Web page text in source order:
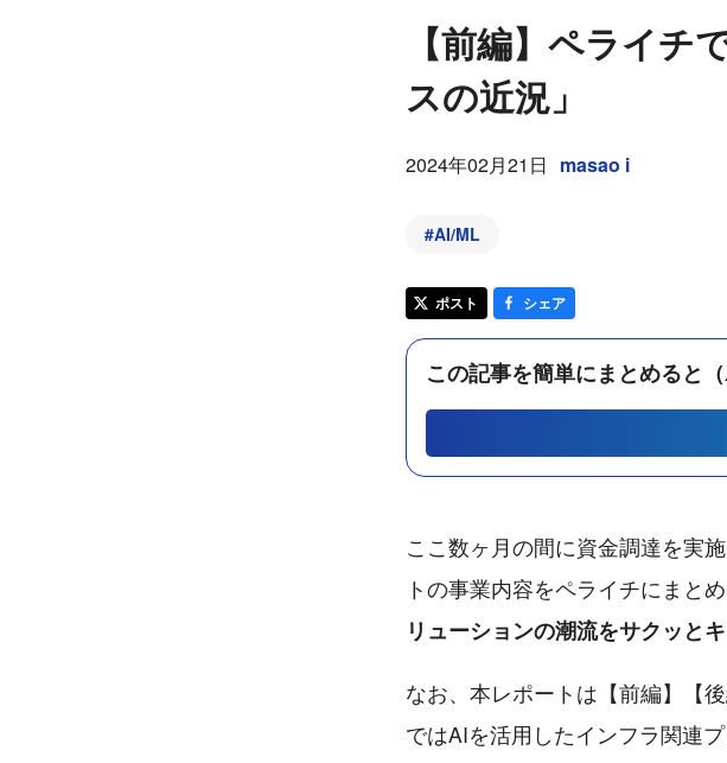
【前編】ペライチ
スの近況」
2024年02月21日 masao i
#AI/ML
ポスト シェア
この記事を簡単にまとめると（
ここ数ヶ月の間に資金調達を実
トの事業内容をペライチにまと
リューションの潮流をサクッと
なお、本レポートは【前編】【
ではAIを活用したインフラ関連